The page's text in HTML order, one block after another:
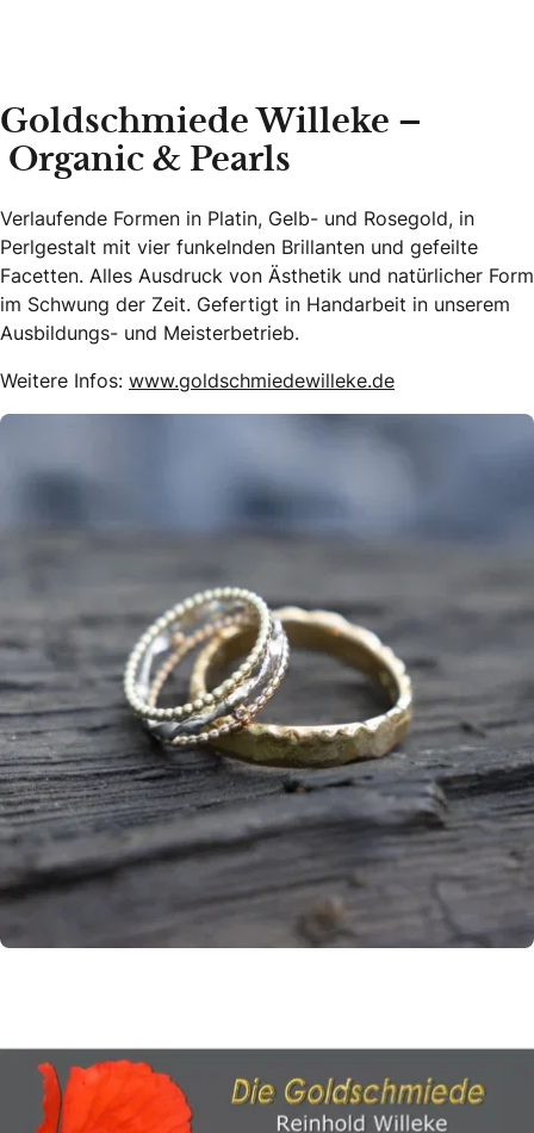
Goldschmiede Willeke –
Organic & Pearls
Verlaufende Formen in Platin, Gelb- und Rosegold, in
Perlgestalt mit vier funkelnden Brillanten und gefeilte
Facetten. Alles Ausdruck von Ästhetik und natürlicher Form
im Schwung der Zeit. Gefertigt in Handarbeit in unserem
Ausbildungs- und Meisterbetrieb.
Weitere Infos: www.goldschmiedewilleke.de